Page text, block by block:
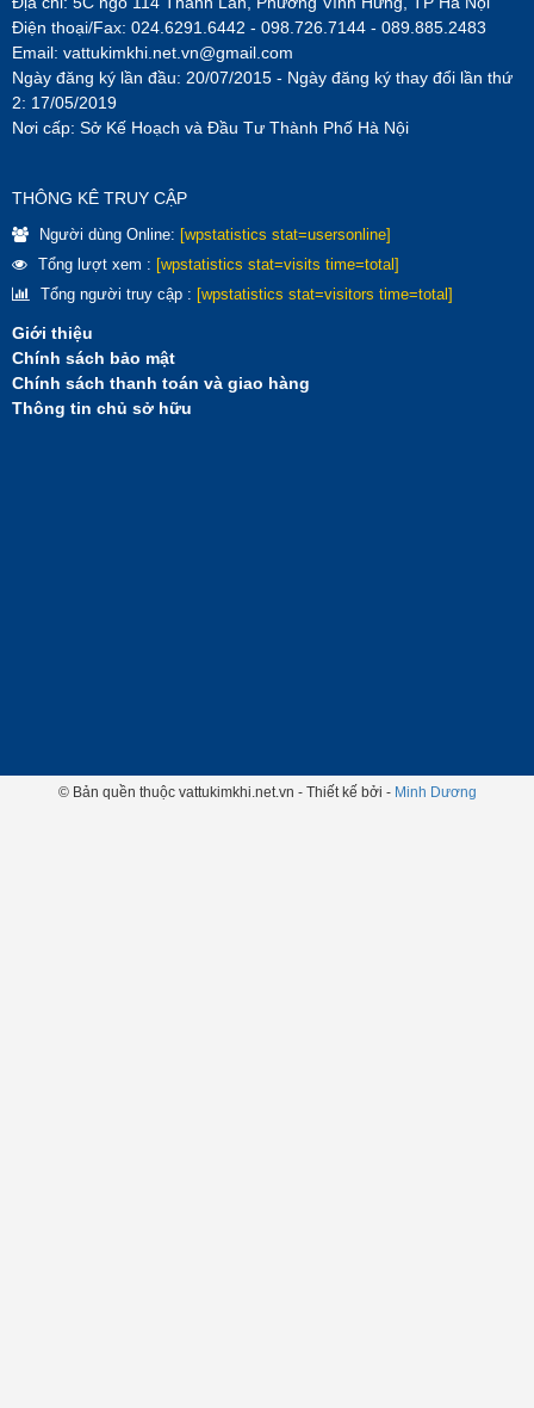
Điện thoại/Fax: 024.6291.6442 - 098.726.7144 - 089.885.2483
Email: vattukimkhi.net.vn@gmail.com
Ngày đăng ký lần đầu: 20/07/2015 - Ngày đăng ký thay đổi lần thứ
2: 17/05/2019
Nơi cấp: Sở Kế Hoạch và Đầu Tư Thành Phố Hà Nội
THÔNG KÊ TRUY CẬP
Người dùng Online: [wpstatistics stat=usersonline]
Tổng lượt xem : [wpstatistics stat=visits time=total]
Tổng người truy cập : [wpstatistics stat=visitors time=total]
Giới thiệu
Chính sách bảo mật
Chính sách thanh toán và giao hàng
Thông tin chủ sở hữu
© Bản quền thuộc vattukimkhi.net.vn - Thiết kế bởi - Minh Dương